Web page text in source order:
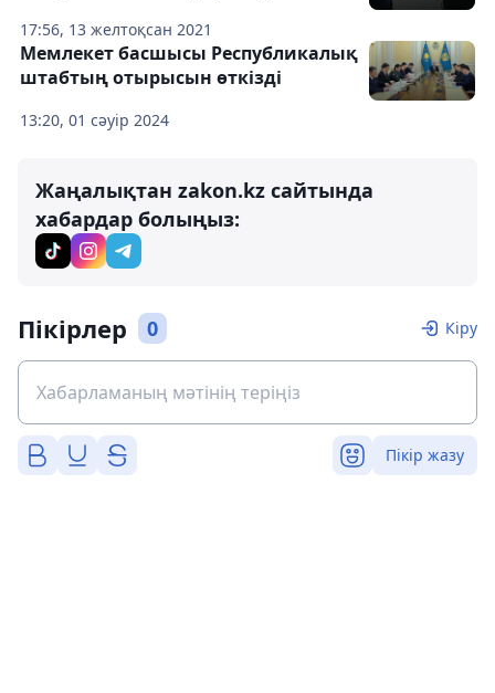
17:56, 13 желтоқсан 2021
13:20, 01 сәуір 2024
Мемлекет басшысы Республикалық
штабтың отырысын өткізді
Жаңалықтан zakon.kz сайтында
хабардар болыңыз:
Пікірлер 0 Кіру
Пікір жазу